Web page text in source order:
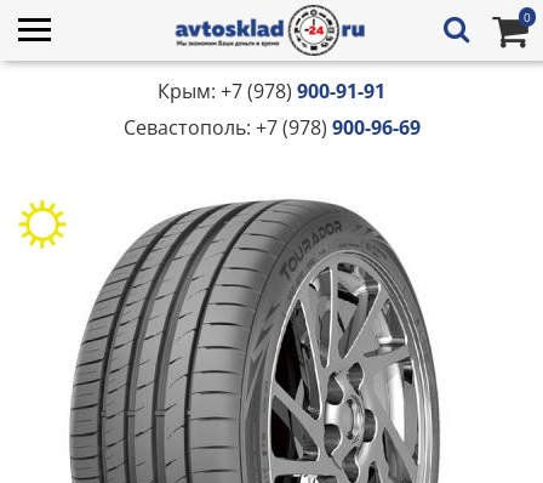
0
Крым: +7 (978) 900-91-91
Севастополь: +7 (978) 900-96-69